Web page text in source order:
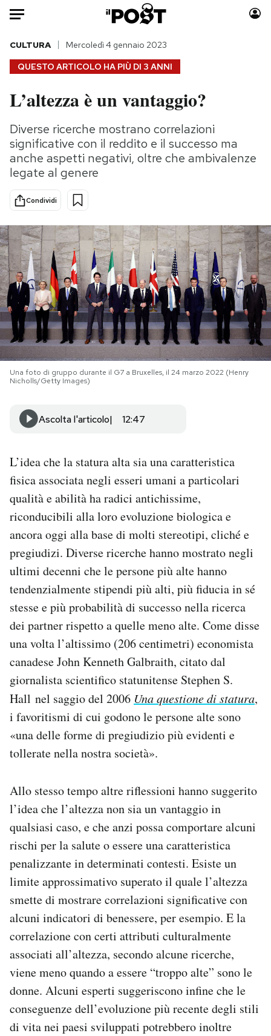
Auto
HOME
Italia
Politica
Tecnologia
Internet
Scienza
Cultura
Economia
Sport
Moda
Consumismi
Storie/Idee
Altrecose
Mondiali calcio 2026
PODCAST
NEWSLETTER
I MIEI PREFERITI
SHOP
AREA PERSONALE
Area Personale
Newsletter
Notifiche mobile
Regala il Post
Hai bisogno di aiuto?
QUESTO ARTICOLO HA PIÙ DI 3 ANNI
CULTURA Mercoledì 4 gennaio 2023
L’altezza è un vantaggio?
Diverse ricerche mostrano correlazioni
significative con il reddito e il successo ma
anche aspetti negativi, oltre che ambivalenze
legate al genere
Condividi
Una foto di gruppo durante il G7 a Bruxelles, il 24 marzo 2022 (Henry
Nicholls/Getty Images)
Ascolta l'articolo 12:47
L’idea che la statura alta sia una caratteristica
fisica associata negli esseri umani a particolari
qualità e abilità ha radici antichissime,
riconducibili alla loro evoluzione biologica e
ancora oggi alla base di molti stereotipi, cliché e
pregiudizi. Diverse ricerche hanno mostrato negli
ultimi decenni che le persone più alte hanno
tendenzialmente stipendi più alti, più fiducia in sé
stesse e più probabilità di successo nella ricerca
dei partner rispetto a quelle meno alte. Come disse
una volta l’altissimo (206 centimetri) economista
canadese John Kenneth Galbraith, citato dal
giornalista scientifico statunitense Stephen S.
Hall nel saggio del 2006 Una questione di statura,
i favoritismi di cui godono le persone alte sono
«una delle forme di pregiudizio più evidenti e
tollerate nella nostra società».
Allo stesso tempo altre riflessioni hanno suggerito
l’idea che l’altezza non sia un vantaggio in
qualsiasi caso, e che anzi possa comportare alcuni
rischi per la salute o essere una caratteristica
penalizzante in determinati contesti. Esiste un
limite approssimativo superato il quale l’altezza
smette di mostrare correlazioni significative con
alcuni indicatori di benessere, per esempio. E la
correlazione con certi attributi culturalmente
associati all’altezza, secondo alcune ricerche,
viene meno quando a essere “troppo alte” sono le
donne. Alcuni esperti suggeriscono infine che le
conseguenze dell’evoluzione più recente degli stili
di vita nei paesi sviluppati potrebbero inoltre